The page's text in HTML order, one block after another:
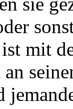
mit